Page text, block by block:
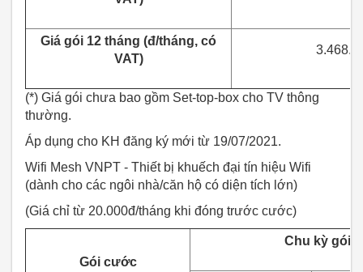
Giá gói 12 tháng (đ/tháng, có
VAT)
(*) Giá gói chưa bao gồm Set-top-box cho TV thông
thường.
Áp dụng cho KH đăng ký mới từ 19/07/2021.
Wifi Mesh VNPT - Thiết bị khuếch đại tín hiệu Wifi
(dành cho các ngôi nhà/căn hộ có diện tích lớn)
(Giá chỉ từ 20.000đ/tháng khi đóng trước cước)
Gói cước
Chu kỳ gói c